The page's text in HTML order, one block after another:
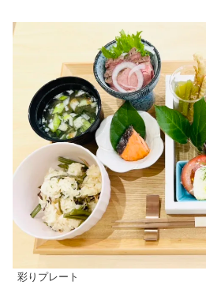
彩りプレート